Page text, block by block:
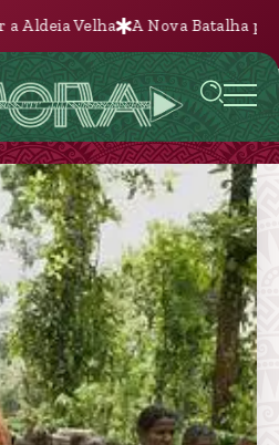
A Nova Batalha pela Terra na Bolívia